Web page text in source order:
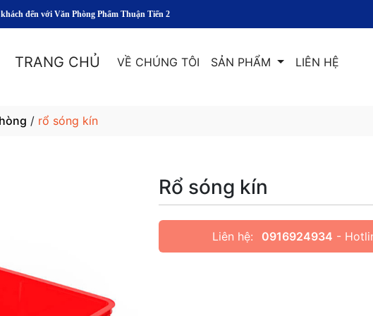
với Văn Phòng Phẩm Thuận Tiến 2
TRANG CHỦ VỀ CHÚNG TÔI SẢN PHẨM LIÊN HỆ
/ rổ sóng kín
Rổ sóng kín
Liên hệ: 0916924934 -